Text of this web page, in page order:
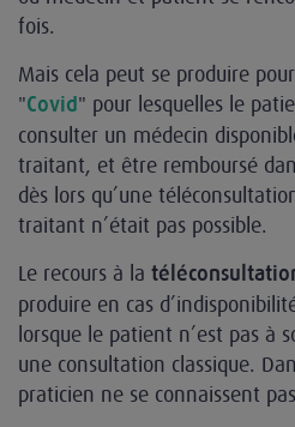
fois.
Mais cela peut se produire
"Covid" pour lesquelles le
consulter un médecin
traitant, et être remboursé
dès lors qu’une
traitant n’était pas possible.
Le recours à la
produire en cas
lorsque le patient n’est pas à
une consultation classique.
praticien ne se connaissent